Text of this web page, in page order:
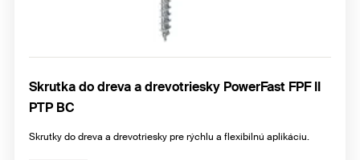
Skrutka do dreva a drevotriesky PowerFast FPF II
PTP BC
Skrutky do dreva a drevotriesky pre rýchlu a flexibilnú aplikáciu.